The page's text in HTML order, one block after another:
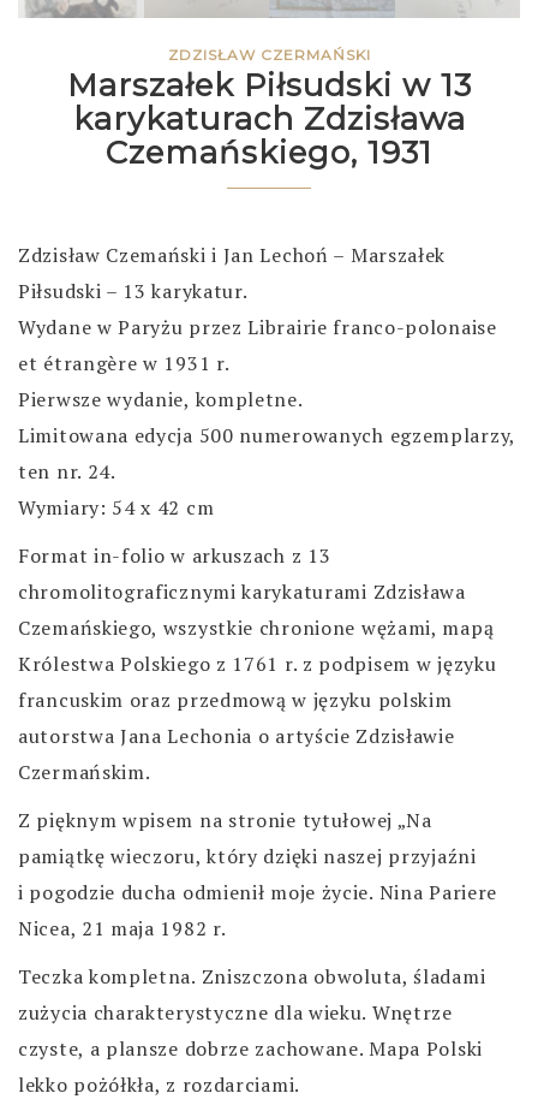
ZDZISŁAW CZERMAŃSKI
Marszałek Piłsudski w 13
karykaturach Zdzisława
Czemańskiego, 1931
Zdzisław Czemański i Jan Lechoń – Marszałek
Piłsudski – 13 karykatur.
Wydane w Paryżu przez Librairie franco-polonaise
et étrangère w 1931 r.
Pierwsze wydanie, kompletne.
Limitowana edycja 500 numerowanych egzemplarzy,
ten nr. 24.
Wymiary: 54 x 42 cm
Format in-folio w arkuszach z 13
chromolitograficznymi karykaturami Zdzisława
Czemańskiego, wszystkie chronione wężami, mapą
Królestwa Polskiego z 1761 r. z podpisem w języku
francuskim oraz przedmową w języku polskim
autorstwa Jana Lechonia o artyście Zdzisławie
Czermańskim.
Z pięknym wpisem na stronie tytułowej „Na
pamiątkę wieczoru, który dzięki naszej przyjaźni
i pogodzie ducha odmienił moje życie. Nina Pariere
Nicea, 21 maja 1982 r.
Teczka kompletna. Zniszczona obwoluta, śladami
zużycia charakterystyczne dla wieku. Wnętrze
czyste, a plansze dobrze zachowane. Mapa Polski
lekko pożółkła, z rozdarciami.